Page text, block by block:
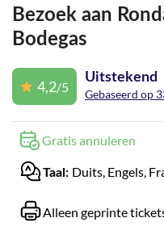
Bezoek aan
Bodegas
4,2/5
Uitstekend
Gebaseerd op
Gratis annuleren
Taal: Duits, Engels,
Alleen geprinte